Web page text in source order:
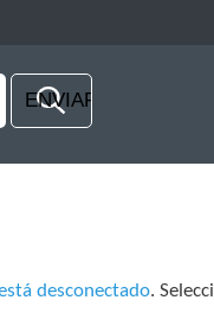
desconectado.